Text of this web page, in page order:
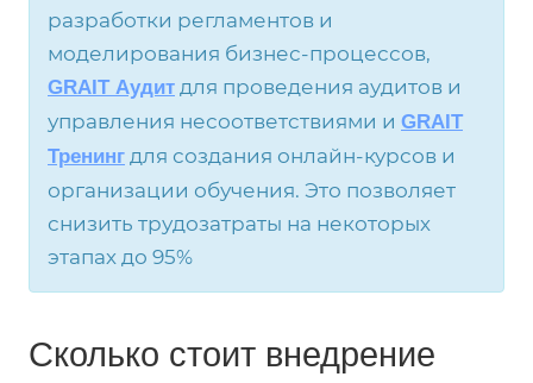
разработки регламентов и
моделирования бизнес-процессов,
GRAIT Аудит для проведения аудитов и
управления несоответствиями и GRAIT
Тренинг для создания онлайн-курсов и
организации обучения. Это позволяет
снизить трудозатраты на некоторых
этапах до 95%
Сколько стоит внедрение